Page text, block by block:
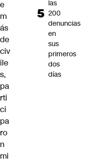
e
m
ás
de
civ
ile
s,
pa
rti
ci
pa
ro
n
mi
las
200
denuncias
en
sus
primeros
dos
días